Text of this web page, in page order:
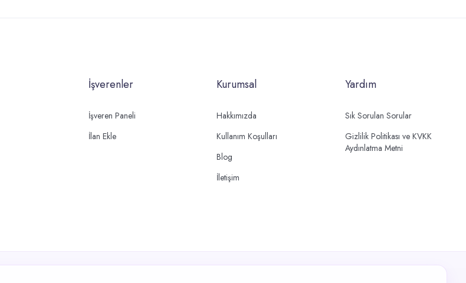
İşverenler
İşveren Paneli
İlan Ekle
Kurumsal
Hakkımızda
Kullanım Koşulları
Blog
İletişim
Yardım
Sık Sorulan Sorular
Gizlilik Politikası ve KVKK
Aydınlatma Metni